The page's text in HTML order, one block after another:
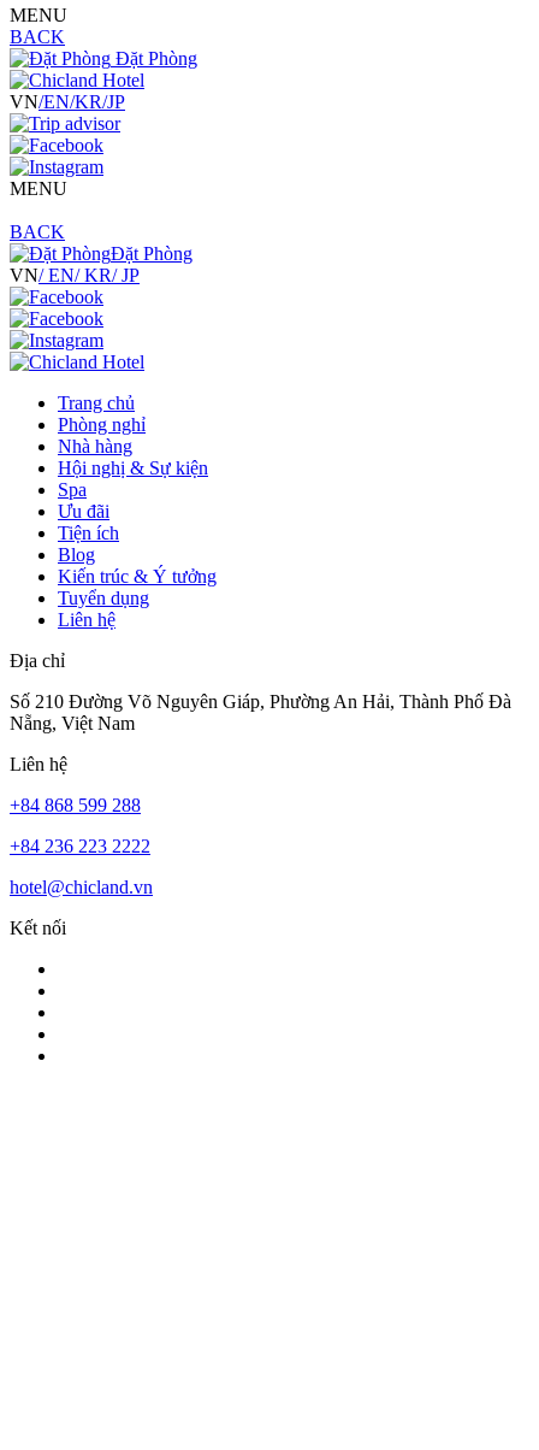
MENU
BACK
Đặt Phòng
VN/EN/KR/JP
MENU
BACK
Đặt Phòng
VN/ EN/ KR/ JP
Trang chủ
Phòng nghỉ
Nhà hàng
Hội nghị & Sự kiện
Spa
Ưu đãi
Tiện ích
Blog
Kiến trúc & Ý tưởng
Tuyển dụng
Liên hệ
Địa chỉ
Số 210 Đường Võ Nguyên Giáp, Phường An Hải, Thành Phố Đà
Nẵng, Việt Nam
Liên hệ
+84 868 599 288
+84 236 223 2222
hotel@chicland.vn
Kết nối